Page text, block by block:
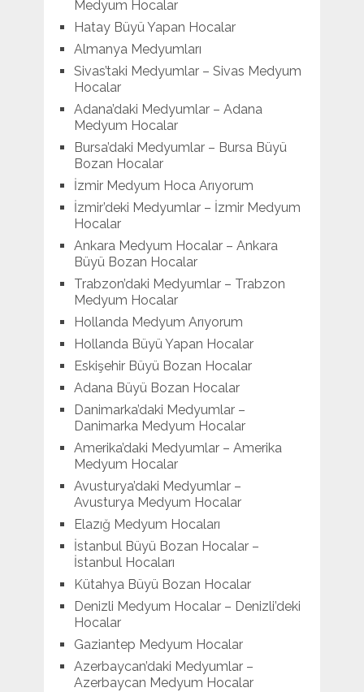
Medyum Hocalar
Hatay Büyü Yapan Hocalar
Almanya Medyumları
Sivas’taki Medyumlar – Sivas Medyum
Hocalar
Adana’daki Medyumlar – Adana
Medyum Hocalar
Bursa’daki Medyumlar – Bursa Büyü
Bozan Hocalar
İzmir Medyum Hoca Arıyorum
İzmir’deki Medyumlar – İzmir Medyum
Hocalar
Ankara Medyum Hocalar – Ankara
Büyü Bozan Hocalar
Trabzon’daki Medyumlar – Trabzon
Medyum Hocalar
Hollanda Medyum Arıyorum
Hollanda Büyü Yapan Hocalar
Eskişehir Büyü Bozan Hocalar
Adana Büyü Bozan Hocalar
Danimarka’daki Medyumlar –
Danimarka Medyum Hocalar
Amerika’daki Medyumlar – Amerika
Medyum Hocalar
Avusturya’daki Medyumlar –
Avusturya Medyum Hocalar
Elazığ Medyum Hocaları
İstanbul Büyü Bozan Hocalar –
İstanbul Hocaları
Kütahya Büyü Bozan Hocalar
Denizli Medyum Hocalar – Denizli’deki
Hocalar
Gaziantep Medyum Hocalar
Azerbaycan’daki Medyumlar –
Azerbaycan Medyum Hocalar